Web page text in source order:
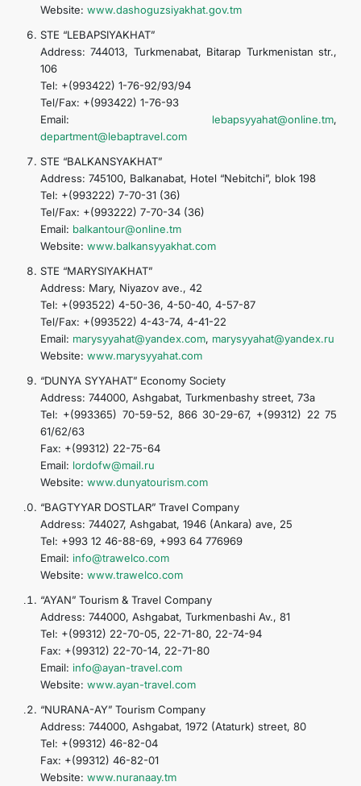
Website: www.dashoguzsiyakhat.gov.tm
STE “LEBAPSIYAKHAT”
Address: 744013, Turkmenabat, Bitarap Turkmenistan str.,
106
Tel: +(993422) 1-76-92/93/94
Tel/Fax: +(993422) 1-76-93
Email: lebapsyyahat@online.tm,
department@lebaptravel.com
STE “BALKANSYAKHAT”
Address: 745100, Balkanabat, Hotel “Nebitchi”, blok 198
Tel: +(993222) 7-70-31 (36)
Tel/Fax: +(993222) 7-70-34 (36)
Email: balkantour@online.tm
Website: www.balkansyyakhat.com
STE “MARYSIYAKHAT”
Address: Mary, Niyazov ave., 42
Tel: +(993522) 4-50-36, 4-50-40, 4-57-87
Tel/Fax: +(993522) 4-43-74, 4-41-22
Email: marysyyahat@yandex.com, marysyyahat@yandex.ru
Website: www.marysyyahat.com
“DUNYA SYYAHAT” Economy Society
Address: 744000, Ashgabat, Turkmenbashy street, 73a
Tel: +(993365) 70-59-52, 866 30-29-67, +(99312) 22 75
61/62/63
Fax: +(99312) 22-75-64
Email: lordofw@mail.ru
Website: www.dunyatourism.com
“BAGTYYAR DOSTLAR” Travel Company
Address: 744027, Ashgabat, 1946 (Ankara) ave, 25
Tel: +993 12 46-88-69, +993 64 776969
Email: info@trawelco.com
Website: www.trawelco.com
“AYAN” Tourism & Travel Company
Address: 744000, Ashgabat, Turkmenbashi Av., 81
Tel: +(99312) 22-70-05, 22-71-80, 22-74-94
Fax: +(99312) 22-70-14, 22-71-80
Email: info@ayan-travel.com
Website: www.ayan-travel.com
“NURANA-AY” Tourism Company
Address: 744000, Ashgabat, 1972 (Ataturk) street, 80
Tel: +(99312) 46-82-04
Fax: +(99312) 46-82-01
Website: www.nuranaay.tm